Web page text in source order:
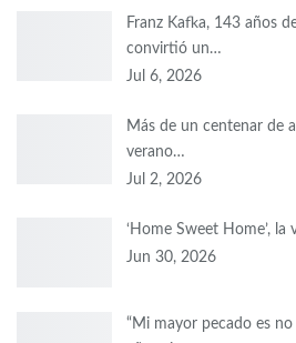
Franz Kafka, 143 años
convirtió un…
Jul 6, 2026
Más de un centenar de
verano…
Jul 2, 2026
‘Home Sweet Home’,
Jun 30, 2026
“Mi mayor pecado es